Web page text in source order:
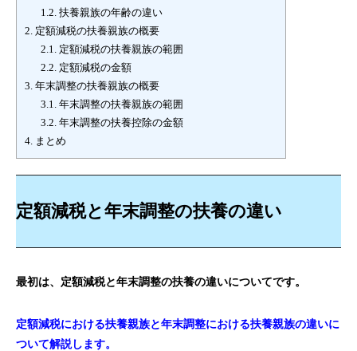
1.2.扶養親族の年齢の違い
2. 定額減税の扶養親族の概要
2.1.定額減税の扶養親族の範囲
2.2.定額減税の金額
3. 年末調整の扶養親族の概要
3.1.年末調整の扶養親族の範囲
3.2.年末調整の扶養控除の金額
4. まとめ
定額減税と年末調整の扶養の違い
最初は、定額減税と年末調整の扶養の違いについてです。
定額減税における扶養親族と年末調整における扶養親族の違いに
ついて解説します。